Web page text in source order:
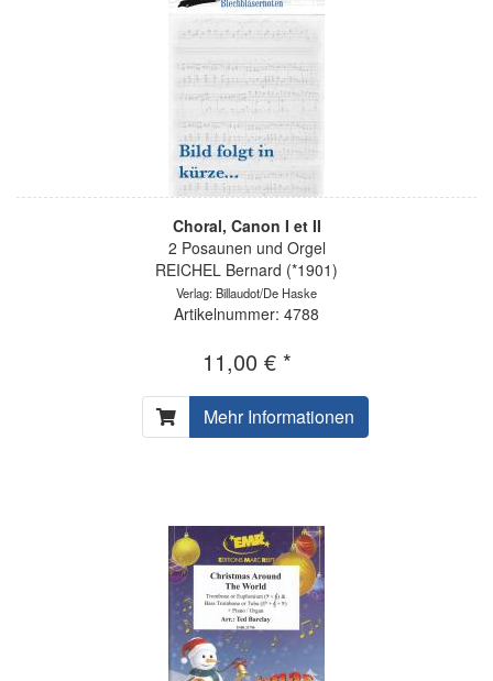
Choral, Canon I et II
2 Posaunen und Orgel
REICHEL Bernard (*1901)
Verlag: Billaudot/De Haske
Artikelnummer: 4788
11,00 € *
Mehr Informationen